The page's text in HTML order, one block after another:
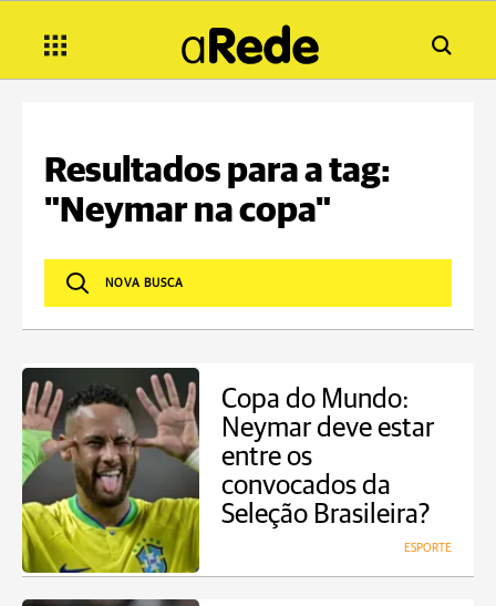
Resultados para a tag:
"Neymar na copa"
Copa do Mundo:
Neymar deve estar
entre os
convocados da
Seleção Brasileira?
ESPORTE